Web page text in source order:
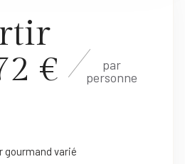
€
par
personne
varié